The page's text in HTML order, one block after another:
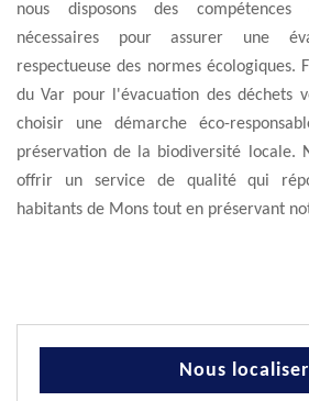
nous disposons des
nécessaires pour assurer une
respectueuse des normes écologiques.
du Var pour l'évacuation des déchets
choisir une démarche éco-
préservation de la biodiversité locale.
offrir un service de qualité qui
habitants de Mons tout en préservant
Nous localiser